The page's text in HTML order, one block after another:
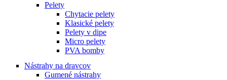
Pelety
Chytacie pelety
Klasické pelety
Pelety v dipe
Micro pelety
PVA bomby
Nástrahy na dravcov
Gumené nástrahy